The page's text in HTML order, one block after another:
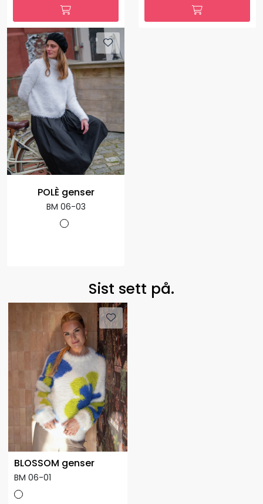
POLÈ genser
BM 06-03
Sist sett på.
BLOSSOM genser
BM 06-01